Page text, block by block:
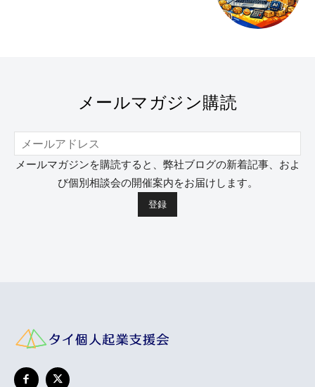
メールマガジン購読
メールマガジンを購読すると、弊社ブログの新着記事、およ
び個別相談会の開催案内をお届けします。